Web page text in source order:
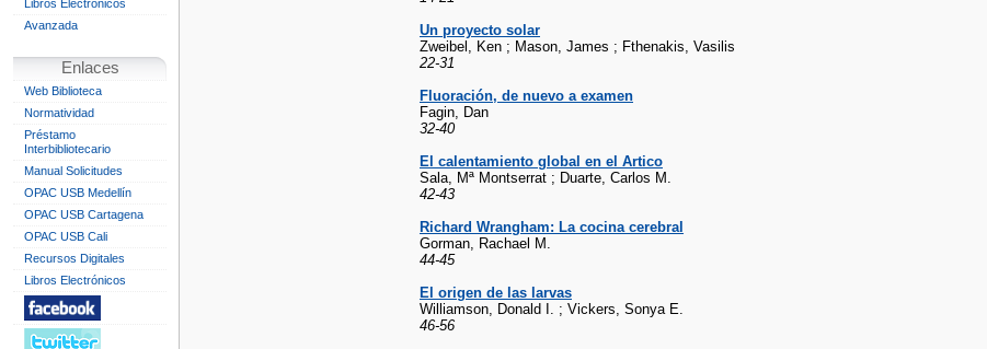
Libros Electrónicos
Avanzada
Enlaces
Web Biblioteca
Normatividad
Préstamo
Interbibliotecario
Manual Solicitudes
OPAC USB Medellín
OPAC USB Cartagena
OPAC USB Cali
Recursos Digitales
Libros Electrónicos
Un proyecto solar
Zweibel, Ken ; Mason, James ; Fthenakis, Vasilis
22-31
Fluoración, de nuevo a examen
Fagin, Dan
32-40
El calentamiento global en el Artico
Sala, Mª Montserrat ; Duarte, Carlos M.
42-43
Richard Wrangham: La cocina cerebral
Gorman, Rachael M.
44-45
El origen de las larvas
Williamson, Donald I. ; Vickers, Sonya E.
46-56